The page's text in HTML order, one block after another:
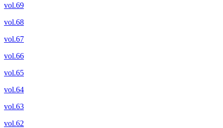
vol.69
vol.68
vol.67
vol.66
vol.65
vol.64
vol.63
vol.62